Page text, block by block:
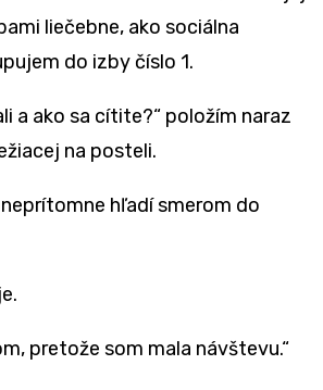
liečebne, ako sociálna
do izby číslo 1.
a ako sa cítite?“ položím naraz
na posteli.
hľadí smerom do
pretože som mala návštevu.“